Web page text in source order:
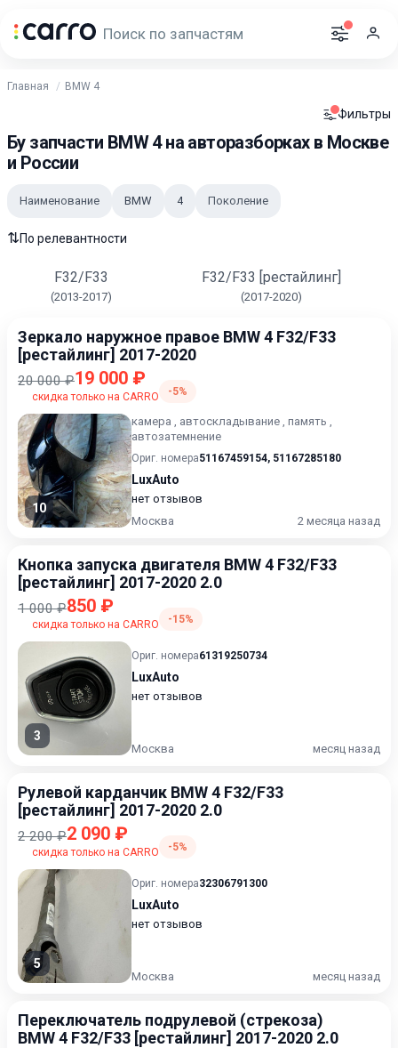
Главная BMW 4
Фильтры
Бу запчасти BMW 4 на авторазборках в Москве
и России
Наименование BMW 4 Поколение
⇅По релевантности
F32/F33
(2013-2017)
F32/F33 [рестайлинг]
(2017-2020)
Зеркало наружное правое BMW 4 F32/F33
[рестайлинг] 2017-2020
20 000 ₽19 000 ₽
скидка только на CARRO -5%
10
камера , автоскладывание , память ,
автозатемнение
Ориг. номера51167459154, 51167285180
LuxAuto
нет отзывов
Москва
2 месяца назад
Кнопка запуска двигателя BMW 4 F32/F33
[рестайлинг] 2017-2020 2.0
1 000 ₽850 ₽
скидка только на CARRO -15%
3
Ориг. номера61319250734
LuxAuto
нет отзывов
Москва месяц назад
Рулевой карданчик BMW 4 F32/F33
[рестайлинг] 2017-2020 2.0
2 200 ₽2 090 ₽
скидка только на CARRO -5%
5
Ориг. номера32306791300
LuxAuto
нет отзывов
Москва месяц назад
Переключатель подрулевой (стрекоза)
BMW 4 F32/F33 [рестайлинг] 2017-2020 2.0